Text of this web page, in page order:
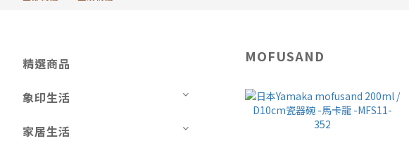
精選商品
象印生活
家居生活
MOFUSAND